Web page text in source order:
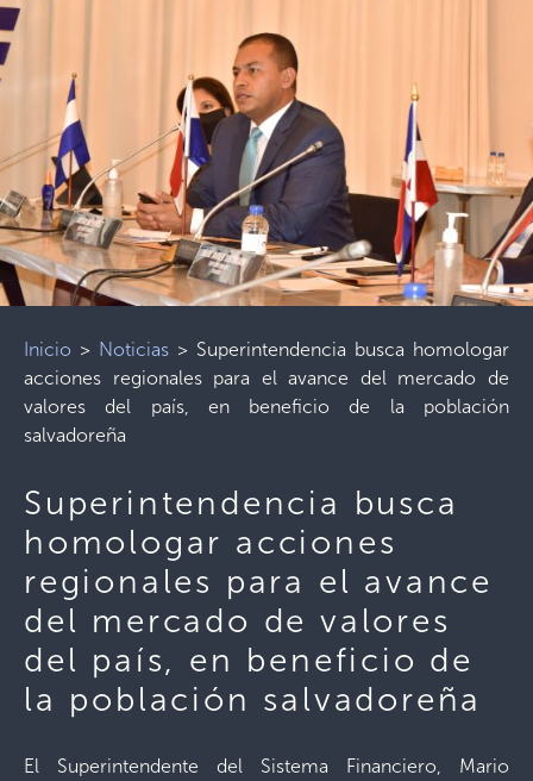
Inicio > Noticias > Superintendencia busca homologar
acciones regionales para el avance del mercado de
valores del país, en beneficio de la población
salvadoreña
Superintendencia busca
homologar acciones
regionales para el avance
del mercado de valores
del país, en beneficio de
la población salvadoreña
El Superintendente del Sistema Financiero, Mario